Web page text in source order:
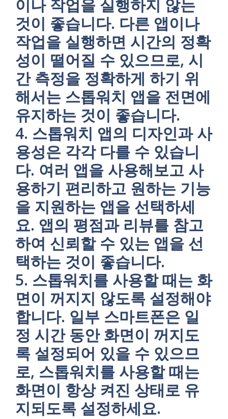
이나 작업을 실행하지 않는
것이 좋습니다. 다른 앱이나
작업을 실행하면 시간의 정확
성이 떨어질 수 있으므로, 시
간 측정을 정확하게 하기 위
해서는 스톱워치 앱을 전면에
유지하는 것이 좋습니다.
4. 스톱워치 앱의 디자인과 사
용성은 각각 다를 수 있습니
다. 여러 앱을 사용해보고 사
용하기 편리하고 원하는 기능
을 지원하는 앱을 선택하세
요. 앱의 평점과 리뷰를 참고
하여 신뢰할 수 있는 앱을 선
택하는 것이 좋습니다.
5. 스톱워치를 사용할 때는 화
면이 꺼지지 않도록 설정해야
합니다. 일부 스마트폰은 일
정 시간 동안 화면이 꺼지도
록 설정되어 있을 수 있으므
로, 스톱워치를 사용할 때는
화면이 항상 켜진 상태로 유
지되도록 설정하세요.